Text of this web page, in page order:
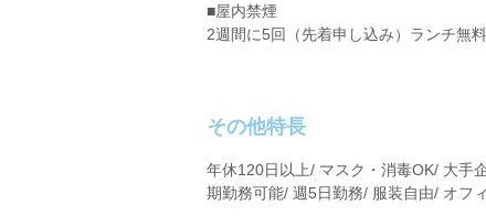
■屋内禁煙
2週間に5回（先着申し込み）ランチ無
その他特長
年休120日以上/ マスク・消毒OK/ 大手
期勤務可能/ 週5日勤務/ 服装自由/ オフ